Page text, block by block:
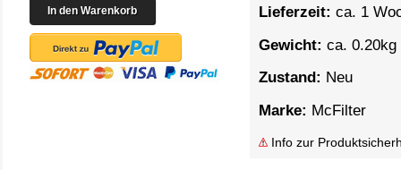
Lieferzeit: ca. 1
Gewicht: ca. 0.20kg
Zustand: Neu
Marke: McFilter
Info zur